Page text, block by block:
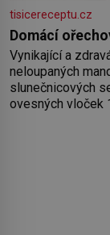
tisicereceptu.cz
Domácí
Vynikající a zdravá snídaně je
neloupaných
slunečnicových
ovesných vloček